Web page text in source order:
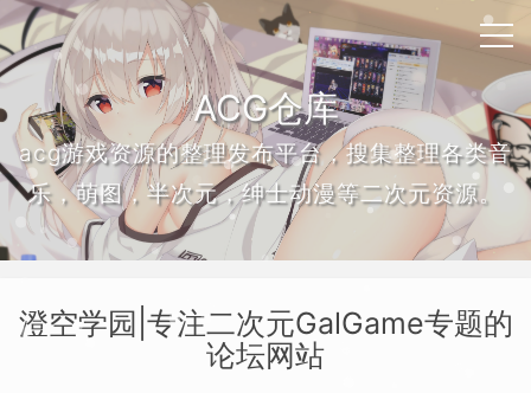
ACG仓库
acg游戏资源的整理发布平台，搜集整理各类音
乐，萌图，半次元，绅士动漫等二次元资源。
澄空学园|专注二次元GalGame专题的
论坛网站